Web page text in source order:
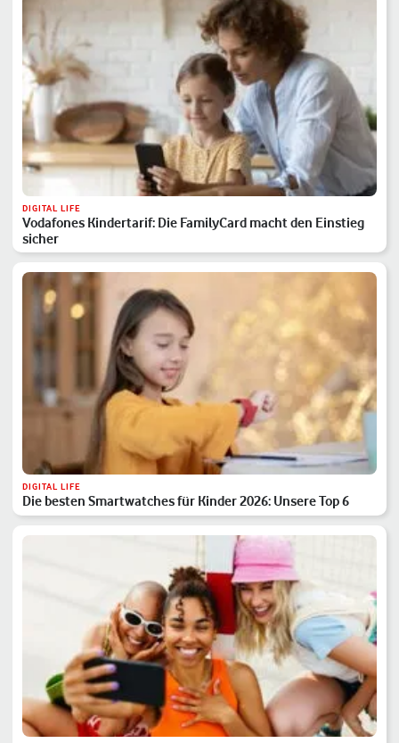
DIGITAL LIFE
Vodafones Kindertarif: Die FamilyCard macht den Einstieg
sicher
DIGITAL LIFE
Die besten Smartwatches für Kinder 2026: Unsere Top 6